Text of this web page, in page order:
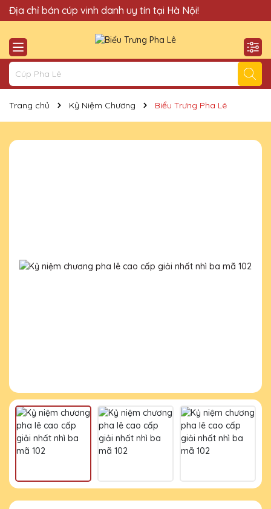
Quà Tặng Cúp Pha Lê Hà Nội QTG xin chào Quý Khách!
Địa chỉ bán cúp vinh danh uy tín tại Hà Nội!
Trang chủ Kỷ Niệm Chương Biểu Trưng Pha Lê